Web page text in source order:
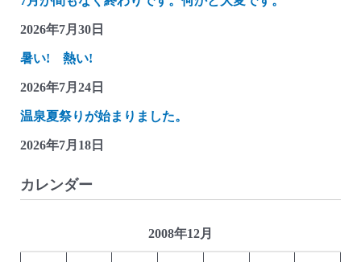
2026年7月30日
暑い! 熱い!
2026年7月24日
温泉夏祭りが始まりました。
2026年7月18日
カレンダー
2008年12月